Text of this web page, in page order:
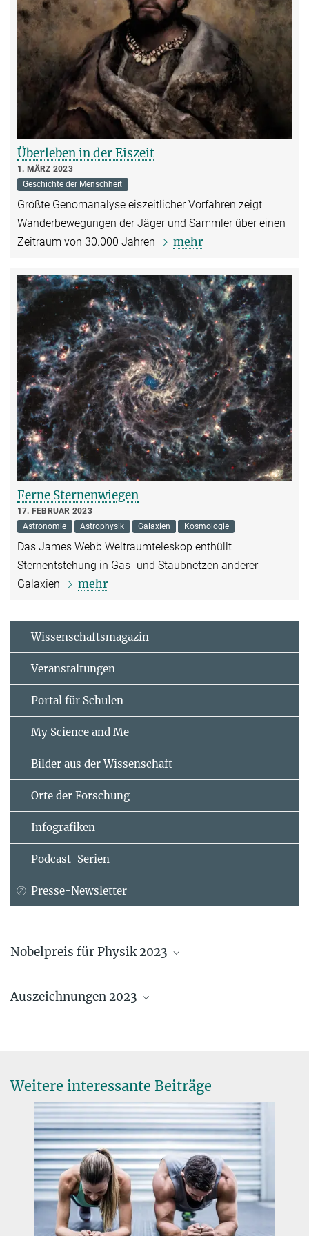
Überleben in der Eiszeit
1. MÄRZ 2023
Geschichte der Menschheit
Größte Genomanalyse eiszeitlicher Vorfahren zeigt
Wanderbewegungen der Jäger und Sammler über einen
Zeitraum von 30.000 Jahren
mehr
Ferne Sternenwiegen
17. FEBRUAR 2023
Astronomie
Astrophysik Galaxien Kosmologie
Das James Webb Weltraumteleskop enthüllt
Sternentstehung in Gas- und Staubnetzen anderer
Galaxien
mehr
Wissenschaftsmagazin
Veranstaltungen
Portal für Schulen
My Science and Me
Bilder aus der Wissenschaft
Orte der Forschung
Infografiken
Podcast-Serien
Presse-Newsletter
Nobelpreis für Physik 2023
Ferenc Krausz erhält den Physik-Nobelpreis
3. OKTOBER 2023
Der Wissenschaftler vom Max-Planck-Institut für Quantenoptik
wird für seine Beiträge zur Attosekundenphysik ausgezeichnet
mehr
Auszeichnungen 2023
Leibniz-Preise für zwei Max-Planck-
Wissenschaftler
7. DEZEMBER 2023
Tobias Erb und Moritz Helmstaedter werden mit dem wichtigsten
deutschen Forschungspreis geehrt
Weitere interessante Beiträge